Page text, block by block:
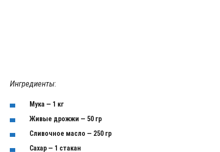
Ингредиенты:
Мука — 1 кг
Живые дрожжи — 50 гр
Сливочное масло — 250 гр
Сахар — 1 стакан